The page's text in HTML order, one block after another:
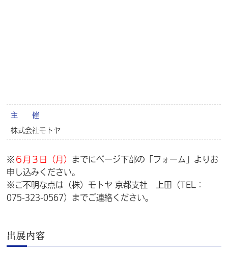
主 催
株式会社モトヤ
※ ６月３日（月） までにページ下部の「フォーム」よりお
申し込みください。
※ご不明な点は（株）モトヤ 京都支社 上田（TEL：
075-323-0567）までご連絡ください。
出展内容